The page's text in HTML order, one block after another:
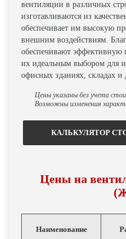
вентиляции в различных
изготавливаются из
обеспечивает им высокую
внешним воздействиям.
обеспечивают эффективную
их идеальным выбором для
офисных зданиях, складах и
Цены указаны без учета
Возможны изменения
КАЛЬКУЛЯТОР
Цены на
Наименование